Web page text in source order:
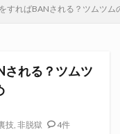
すればBANされる？ツムツ
される？ツムツ
技, 非脱獄 4件